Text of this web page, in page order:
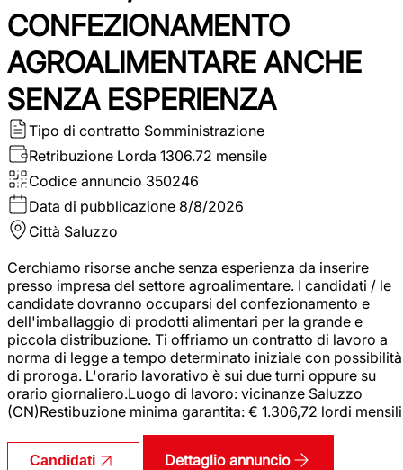
CONFEZIONAMENTO
AGROALIMENTARE ANCHE
SENZA ESPERIENZA
Tipo di contratto Somministrazione
Retribuzione Lorda 1306.72 mensile
Codice annuncio 350246
Data di pubblicazione 8/8/2026
Città Saluzzo
Cerchiamo risorse anche senza esperienza da inserire
presso impresa del settore agroalimentare. I candidati / le
candidate dovranno occuparsi del confezionamento e
dell'imballaggio di prodotti alimentari per la grande e
piccola distribuzione. Ti offriamo un contratto di lavoro a
norma di legge a tempo determinato iniziale con possibilità
di proroga. L'orario lavorativo è sui due turni oppure su
orario giornaliero.Luogo di lavoro: vicinanze Saluzzo
(CN)Restibuzione minima garantita: € 1.306,72 lordi mensili
Candidati Dettaglio annuncio